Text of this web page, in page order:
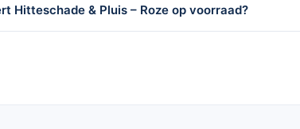
Hitteschade & Pluis – Roze op voorraad?